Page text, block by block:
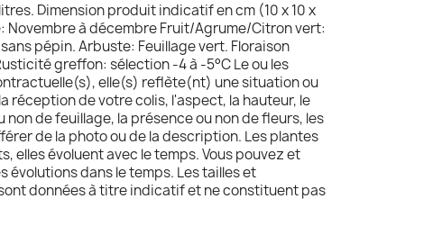
Dimension produit indicatif en cm (10 x 10 x
à décembre Fruit/Agrume/Citron vert:
pépin. Arbuste: Feuillage vert. Floraison
greffon: sélection -4 à -5°C Le ou les
elle(s) reflète(nt) une situation ou
réception de votre colis, l'aspect, la hauteur, le
non de feuillage, la présence ou non de fleurs, les
de la photo ou de la description. Les plantes
elles évoluent avec le temps. Vous pouvez et
évolutions dans le temps. Les tailles et
données à titre indicatif et ne constituent pas